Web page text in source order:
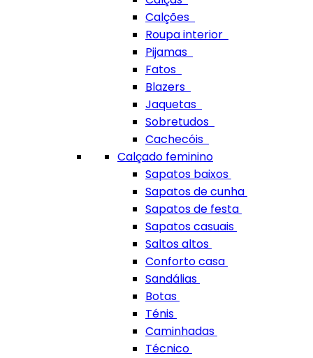
Calções
Roupa interior
Pijamas
Fatos
Blazers
Jaquetas
Sobretudos
Cachecóis
Calçado feminino
Sapatos baixos
Sapatos de cunha
Sapatos de festa
Sapatos casuais
Saltos altos
Conforto casa
Sandálias
Botas
Ténis
Caminhadas
Técnico